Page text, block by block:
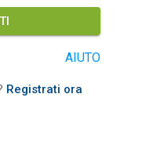
AIUTO
Registrati ora